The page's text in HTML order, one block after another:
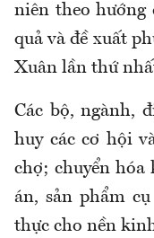
niên theo hướng
quả và đề xuất
Xuân lần thứ
Các bộ, ngành,
huy các cơ hội
chợ; chuyển hóa
án, sản phẩm
thực cho nền